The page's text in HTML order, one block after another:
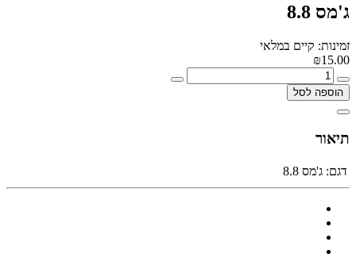
ג'מס 8.8
זמינות: קיים במלאי
₪15.00
הוספה לסל
תיאור
דגם: ג'מס 8.8